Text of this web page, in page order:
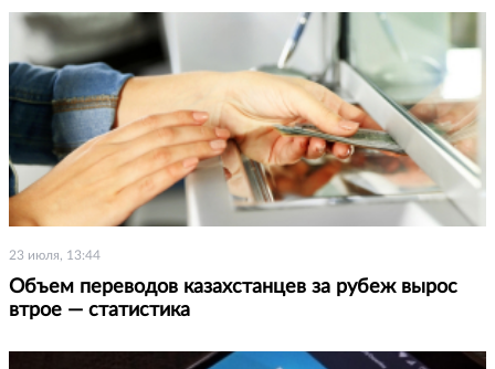
23 июля, 13:44
Объем переводов казахстанцев за рубеж вырос
втрое — статистика